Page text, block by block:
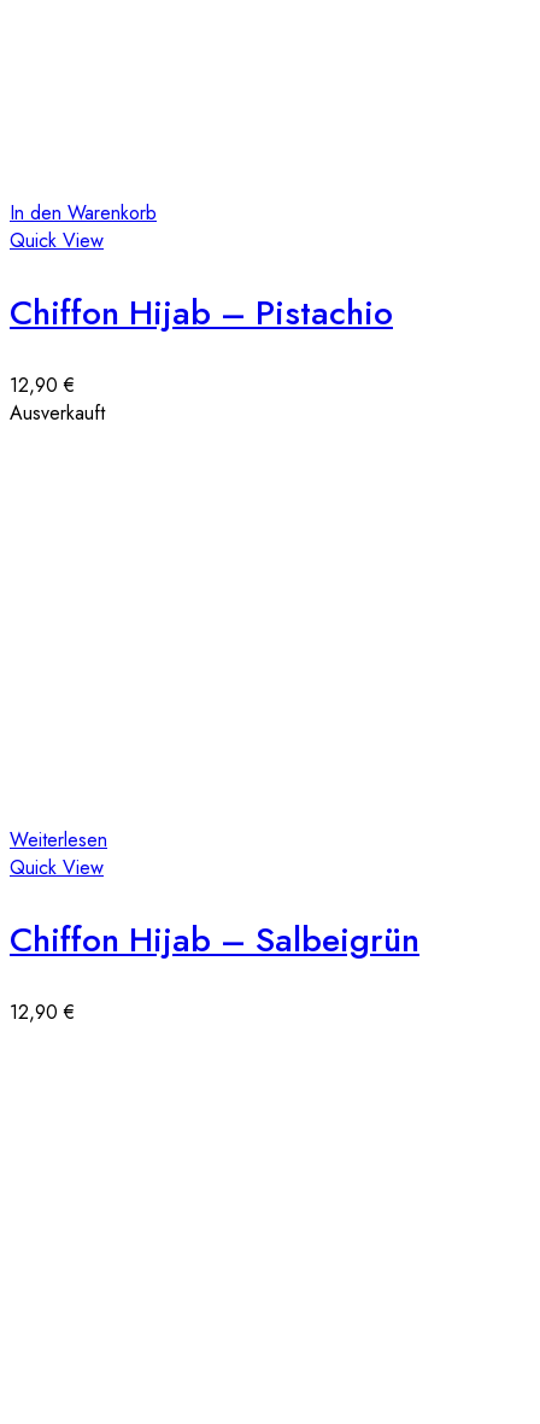
In den Warenkorb
Quick View
Chiffon Hijab – Pistachio
12,90€
Ausverkauft
Weiterlesen
Quick View
Chiffon Hijab – Salbeigrün
12,90€